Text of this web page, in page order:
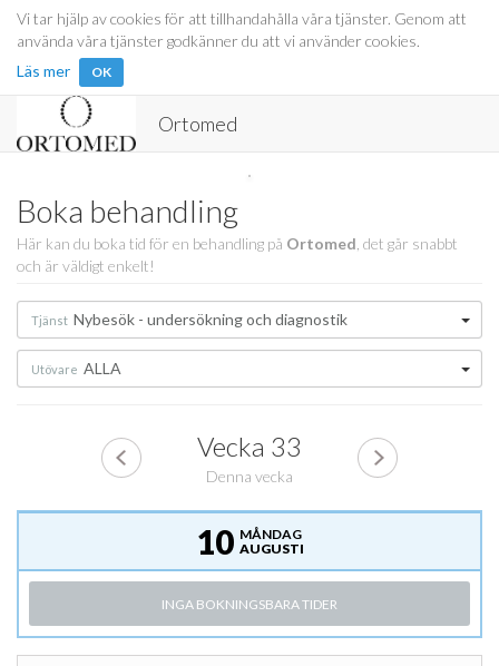
Vi tar hjälp av cookies för att tillhandahålla våra tjänster. Genom att
använda våra tjänster godkänner du att vi använder cookies.
Läs mer
OK
Ortomed
Boka behandling
Här kan du boka tid för en behandling på Ortomed , det går snabbt
och är väldigt enkelt!
Tjänst Nybesök - undersökning och diagnostik
Utövare ALLA
Vecka 33
Denna vecka
10 MÅNDAG
AUGUSTI
INGA BOKNINGSBARA TIDER